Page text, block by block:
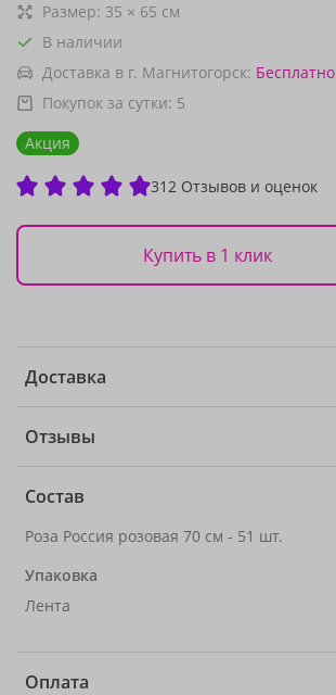
Размер: 35 × 65 см
В наличии
Доставка в г. Магнитогорск: Бесплатно
Покупок за сутки: 5
Акция
312 Отзывов и оценок
Купить в 1 клик
Доставка
Отзывы
Состав
Роза Россия розовая 70 см - 51 шт.
Упаковка
Лента
Оплата